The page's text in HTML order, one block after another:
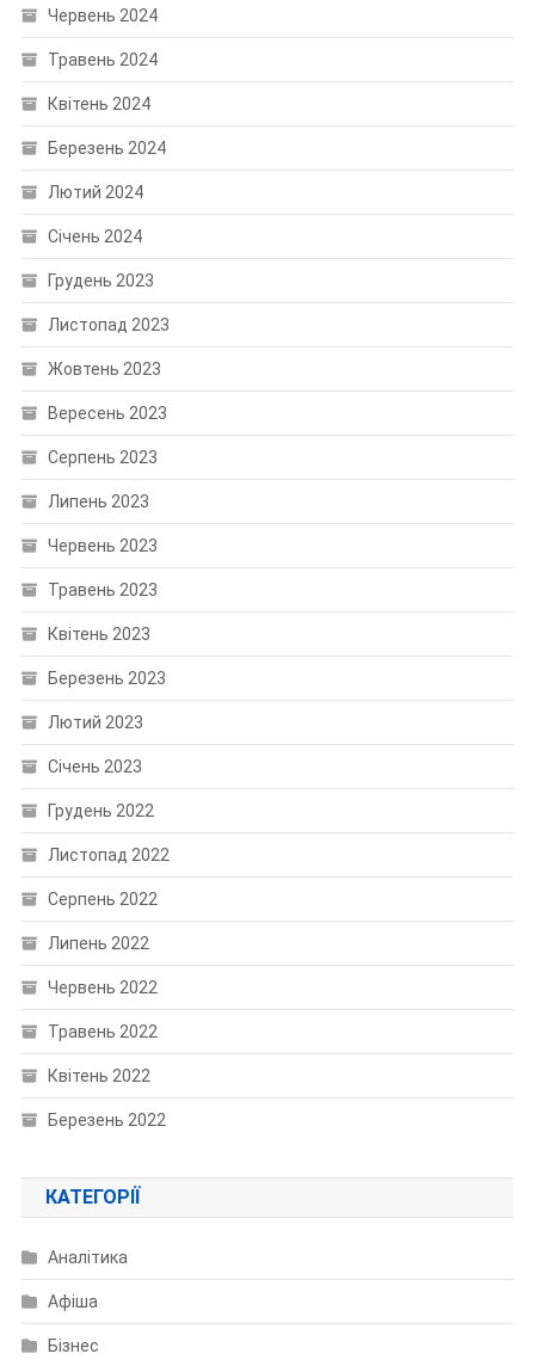
Червень 2024
Травень 2024
Квітень 2024
Березень 2024
Лютий 2024
Січень 2024
Грудень 2023
Листопад 2023
Жовтень 2023
Вересень 2023
Серпень 2023
Липень 2023
Червень 2023
Травень 2023
Квітень 2023
Березень 2023
Лютий 2023
Січень 2023
Грудень 2022
Листопад 2022
Серпень 2022
Липень 2022
Червень 2022
Травень 2022
Квітень 2022
Березень 2022
КАТЕГОРІЇ
Аналітика
Афіша
Бізнес